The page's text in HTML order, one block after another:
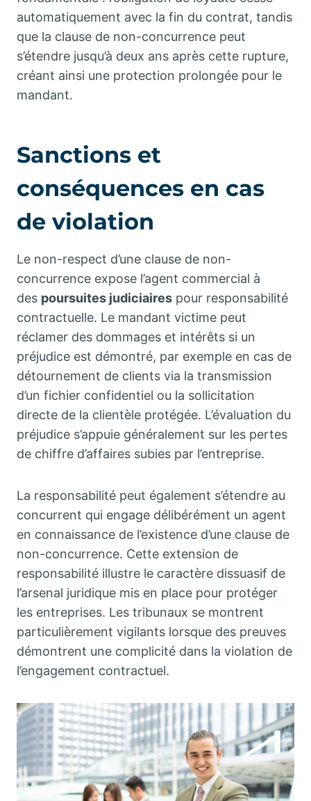
automatiquement avec la fin du contrat, tandis
que la clause de non-concurrence peut
s’étendre jusqu’à deux ans après cette rupture,
créant ainsi une protection prolongée pour le
mandant.
Sanctions et
conséquences en cas
de violation
Le non-respect d’une clause de non-
concurrence expose l’agent commercial à
des poursuites judiciaires pour responsabilité
contractuelle. Le mandant victime peut
réclamer des dommages et intérêts si un
préjudice est démontré, par exemple en cas de
détournement de clients via la transmission
d’un fichier confidentiel ou la sollicitation
directe de la clientèle protégée. L’évaluation du
préjudice s’appuie généralement sur les pertes
de chiffre d’affaires subies par l’entreprise.
La responsabilité peut également s’étendre au
concurrent qui engage délibérément un agent
en connaissance de l’existence d’une clause de
non-concurrence. Cette extension de
responsabilité illustre le caractère dissuasif de
l’arsenal juridique mis en place pour protéger
les entreprises. Les tribunaux se montrent
particulièrement vigilants lorsque des preuves
démontrent une complicité dans la violation de
l’engagement contractuel.